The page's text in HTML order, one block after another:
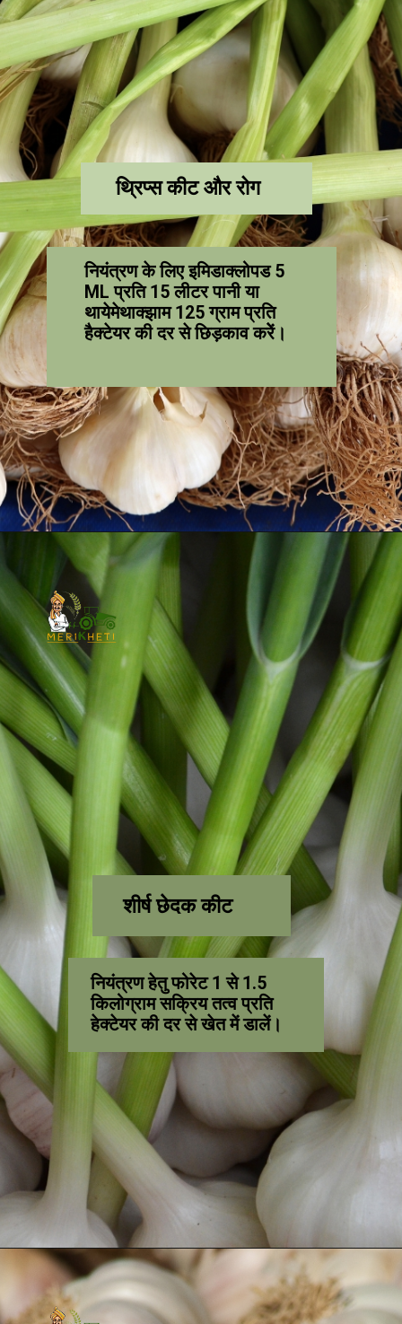
थ्रिप्स कीट और रोग
नियंत्रण के लिए इमिडाक्लोपड 5
ML प्रति 15 लीटर पानी या
थायेमेथाक्झाम 125 ग्राम प्रति
हैक्टेयर की दर से छिड़काव करेें।
शीर्ष छेदक कीट
नियंत्रण हेतु फोरेट 1 से 1.5
किलोग्राम सक्रिय तत्व प्रति
हेक्टेयर की दर से खेत में डालें।